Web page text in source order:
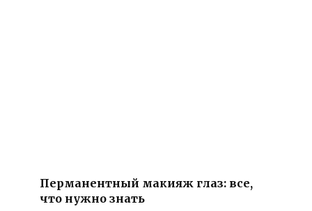
Перманентный макияж глаз: все,
что нужно знать